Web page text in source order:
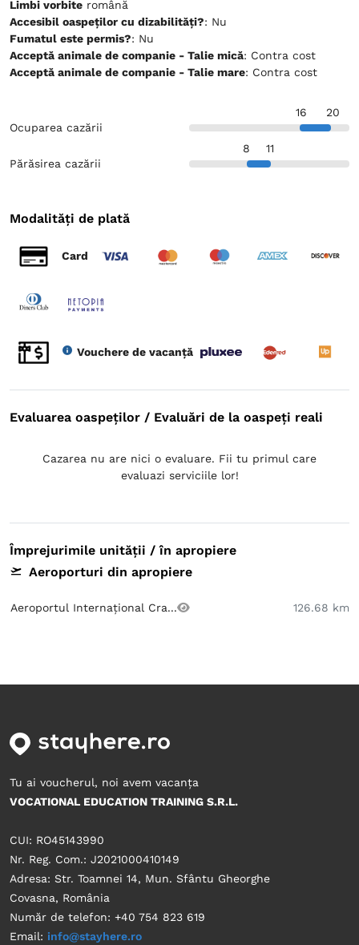
Limbi vorbite română
Accesibil oaspeților cu dizabilități?
: Nu
Fumatul este permis?
: Nu
Acceptă animale de companie - Talie mică
: Contra cost
Acceptă animale de companie - Talie mare
: Contra cost
Ocuparea cazării
16 20
Părăsirea cazării
8 11
Modalități de plată
Card
Vouchere de vacanță
Evaluarea oaspeților / Evaluări de la oaspeți reali
Cazarea nu are nici o evaluare. Fii tu primul care
evaluazi serviciile lor!
Împrejurimile unității / în apropiere
Aeroporturi din apropiere
Aeroportul Internațional Cra... 126.68 km
Tu ai voucherul, noi avem vacanța
VOCATIONAL EDUCATION TRAINING S.R.L.
CUI: RO45143990
Nr. Reg. Com.: J2021000410149
Adresa: Str. Toamnei 14, Mun. Sfântu Gheorghe
Covasna, România
Număr de telefon: +40 754 823 619
Email: info@stayhere.ro